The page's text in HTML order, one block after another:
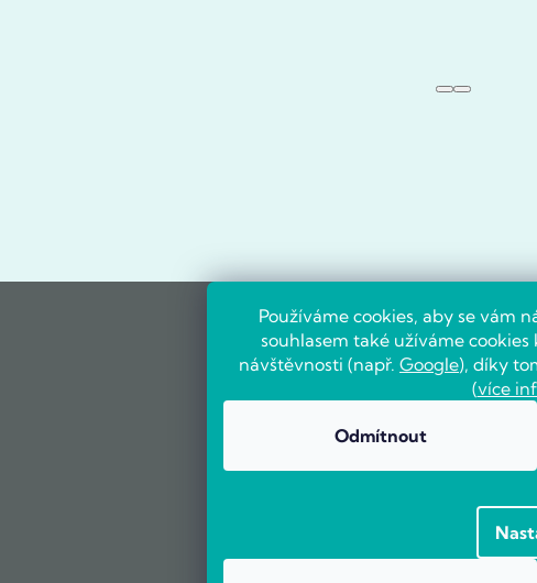
Používáme cookies, aby se vám
souhlasem také užíváme
návštěvnosti (např. Google), díky
(více
Odmítnout